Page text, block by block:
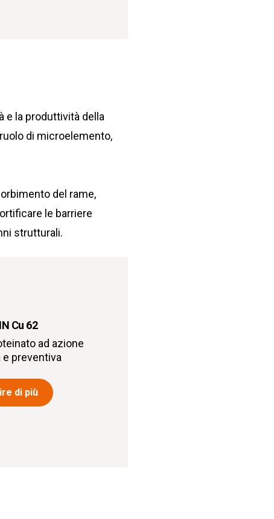
e la produttività della
di microelemento,
del rame,
le barriere
strutturali.
Cu 62
ad azione
preventiva
di più